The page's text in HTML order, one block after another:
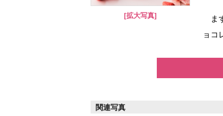
[拡大写真]
ま
ョコ
関連写真